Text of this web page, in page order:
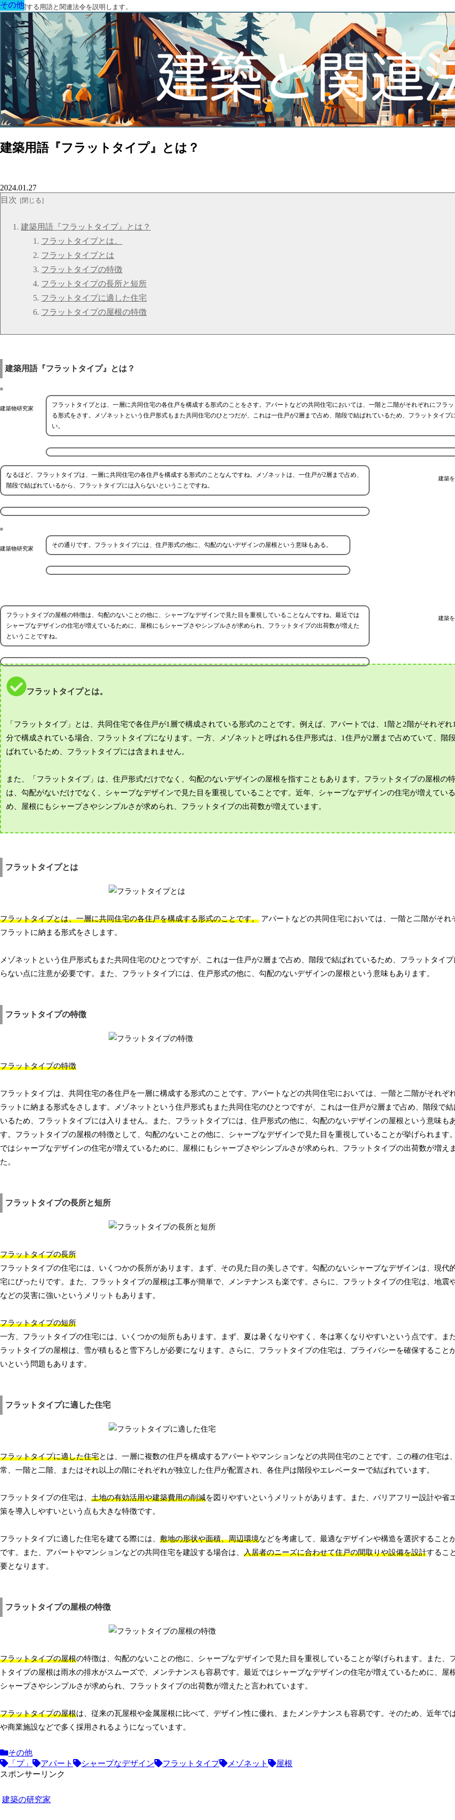
建築に関する用語と関連法令を説明します。
建築用語『フラットタイプ』とは？
その他
2024.01.27
目次
建築用語『フラットタイプ』とは？
フラットタイプとは。
フラットタイプとは
フラットタイプの特徴
フラットタイプの長所と短所
フラットタイプに適した住宅
フラットタイプの屋根の特徴
建築用語『フラットタイプ』とは？
建築物研究家
フラットタイプとは、一層に共同住宅の各住戸を構成する形式のことをさす。アパートなどの共同住宅においては、一階と二階がそれぞれにフラッ
る形式をさす。メゾネットという住戸形式もまた共同住宅のひとつだが、これは一住戸が2層まで占め、階段で結ばれているため、フラットタイプ
い。
建築
なるほど、フラットタイプは、一層に共同住宅の各住戸を構成する形式のことなんですね。メゾネットは、一住戸が2層まで占め、
階段で結ばれているから、フラットタイプには入らないということですね。
建築物研究家 その通りです。フラットタイプには、住戸形式の他に、勾配のないデザインの屋根という意味もある。
建築
フラットタイプの屋根の特徴は、勾配のないことの他に、シャープなデザインで見た目を重視していることなんですね。最近では
シャープなデザインの住宅が増えているために、屋根にもシャープさやシンプルさが求められ、フラットタイプの出荷数が増えた
ということですね。
フラットタイプとは。
「フラットタイプ」とは、共同住宅で各住戸が1層で構成されている形式のことです。例えば、アパートでは、1階と2階がそれぞれ
分で構成されている場合、フラットタイプになります。一方、メゾネットと呼ばれる住戸形式は、1住戸が2層まで占めていて、階
ばれているため、フラットタイプには含まれません。
また、「フラットタイプ」は、住戸形式だけでなく、勾配のないデザインの屋根を指すこともあります。フラットタイプの屋根の
は、勾配がないだけでなく、シャープなデザインで見た目を重視していることです。近年、シャープなデザインの住宅が増えてい
め、屋根にもシャープさやシンプルさが求められ、フラットタイプの出荷数が増えています。
フラットタイプとは
フラットタイプとは、一層に共同住宅の各住戸を構成する形式のことです。 アパートなどの共同住宅においては、一階と二階がそれ
フラットに納まる形式をさします。
メゾネットという住戸形式もまた共同住宅のひとつですが、これは一住戸が2層まで占め、階段で結ばれているため、フラットタイプ
らない点に注意が必要です。また、フラットタイプには、住戸形式の他に、勾配のないデザインの屋根という意味もあります。
フラットタイプの特徴
フラットタイプの特徴
フラットタイプは、共同住宅の各住戸を一層に構成する形式のことです。アパートなどの共同住宅においては、一階と二階がそれぞ
ラットに納まる形式をさします。メゾネットという住戸形式もまた共同住宅のひとつですが、これは一住戸が2層まで占め、階段で結
いるため、フラットタイプには入りません。また、フラットタイプには、住戸形式の他に、勾配のないデザインの屋根という意味も
す。フラットタイプの屋根の特徴として、勾配のないことの他に、シャープなデザインで見た目を重視していることが挙げられます
ではシャープなデザインの住宅が増えているために、屋根にもシャープさやシンプルさが求められ、フラットタイプの出荷数が増え
た。
フラットタイプの長所と短所
フラットタイプの長所
フラットタイプの住宅には、いくつかの長所があります。まず、その見た目の美しさです。勾配のないシャープなデザインは、現代
宅にぴったりです。また、フラットタイプの屋根は工事が簡単で、メンテナンスも楽です。さらに、フラットタイプの住宅は、地震
などの災害に強いというメリットもあります。
フラットタイプの短所
一方、フラットタイプの住宅には、いくつかの短所もあります。まず、夏は暑くなりやすく、冬は寒くなりやすいという点です。ま
ラットタイプの屋根は、雪が積もると雪下ろしが必要になります。さらに、フラットタイプの住宅は、プライバシーを確保すること
いという問題もあります。
フラットタイプに適した住宅
フラットタイプに適した住宅とは、一層に複数の住戸を構成するアパートやマンションなどの共同住宅のことです。この種の住宅は
常、一階と二階、またはそれ以上の階にそれぞれが独立した住戸が配置され、各住戸は階段やエレベーターで結ばれています。
フラットタイプの住宅は、 土地の有効活用や建築費用の削減を図りやすいというメリットがあります。また、バリアフリー設計や省
策を導入しやすいという点も大きな特徴です。
フラットタイプに適した住宅を建てる際には、 敷地の形状や面積、周辺環境などを考慮して、最適なデザインや構造を選択すること
です。また、アパートやマンションなどの共同住宅を建設する場合は、 入居者のニーズに合わせて住戸の間取りや設備を設計するこ
要となります。
フラットタイプの屋根の特徴
フラットタイプの屋根の特徴は、勾配のないことの他に、シャープなデザインで見た目を重視していることが挙げられます。また、
トタイプの屋根は雨水の排水がスムーズで、メンテナンスも容易です。最近ではシャープなデザインの住宅が増えているために、屋
シャープさやシンプルさが求められ、フラットタイプの出荷数が増えたと言われています。
フラットタイプの屋根は、従来の瓦屋根や金属屋根に比べて、デザイン性に優れ、またメンテナンスも容易です。そのため、近年で
や商業施設などで多く採用されるようになっています。
その他
「プ」
アパート シャープなデザイン フラットタイプ メゾネット
屋根
スポンサーリンク
建築の研究家
その他
その他
その他
その他
その他
その他